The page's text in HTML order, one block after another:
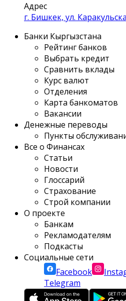
Адрес
г. Бишкек, ул.
Банки Кыргызстана
Рейтинг банков
Выбрать кредит
Сравнить вклады
Курс валют
Отделения
Карта банкоматов
Вакансии
Денежные переводы
Пункты
Все о Финансах
Статьи
Новости
Глоссарий
Страхование
Строй компании
О проекте
Банкам
Рекламодателям
Подкасты
Социальные сети
Facebook
Telegram